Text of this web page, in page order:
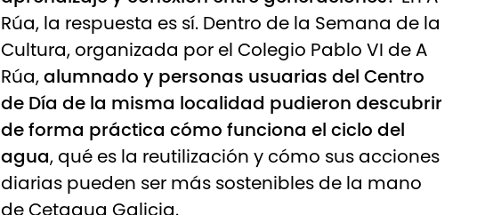
Rúa, la respuesta es sí. Dentro de la Semana de la
Cultura, organizada por el Colegio Pablo VI de A
Rúa,alumnado y personas usuarias del Centro
de Día de la misma localidad pudieron descubrir
de forma práctica cómo funciona el ciclo del
agua, qué es la reutilización y cómo sus acciones
diarias pueden ser más sostenibles de la mano
deCetaqua Galicia.